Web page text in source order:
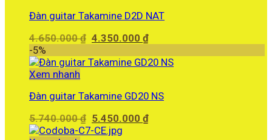
Đàn guitar Takamine D2D NAT
4.650.000₫ Giá
là:
4.350.000₫Giá
tại
-5%
Xem nhanh
Đàn guitar Takamine GD20 NS
5.740.000₫ Giá
gốc
5.450.000₫Giá